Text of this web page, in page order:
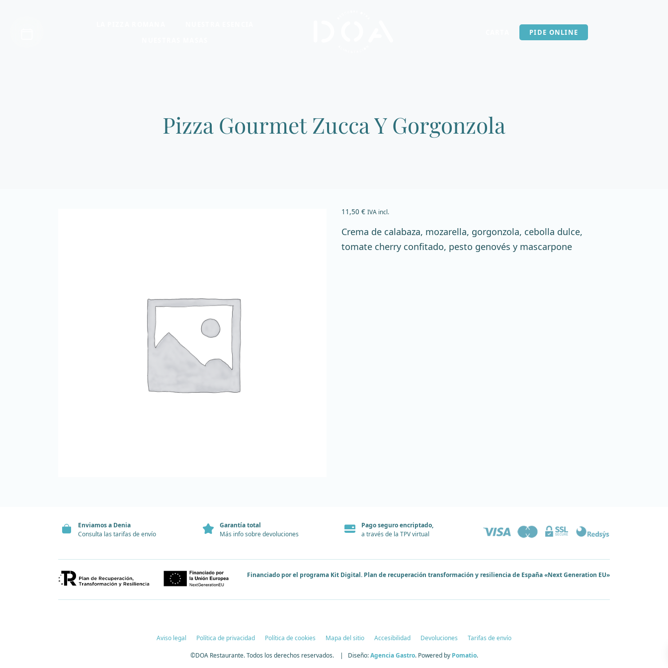
PIDE ONLINE
Pizza Gourmet Zucca Y Gorgonzola
11,50 € IVA incl.
Crema de calabaza, mozarella, gorgonzola, cebolla dulce,
tomate cherry confitado, pesto genovés y mascarpone
Enviamos a Denia
Consulta las tarifas de envío
Garantía total
Más info sobre devoluciones
Pago seguro encriptado,
a través de la TPV virtual
Financiado por el programa Kit Digital. Plan de recuperación transformación y resiliencia de España «Next Generation EU»
Aviso legal Política de privacidad Política de cookies Mapa del sitio Accesibilidad Devoluciones Tarifas de envío
©DOA Restaurante. Todos los derechos reservados. | Diseño:Agencia Gastro. Powered by Pomatio.